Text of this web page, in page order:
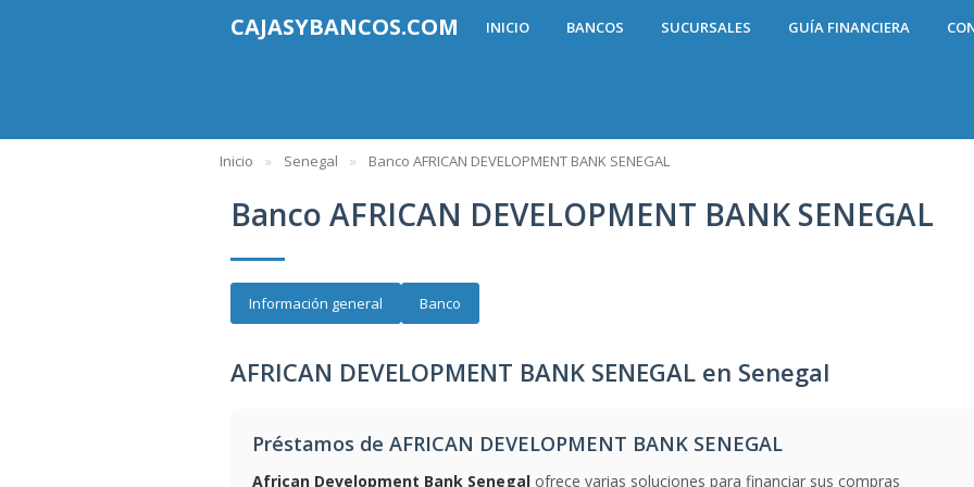
CAJASYBANCOS.COM INICIO BANCOS SUCURSALES GUÍA FINANCIERA
Inicio Senegal Banco AFRICAN DEVELOPMENT BANK SENEGAL
Banco AFRICAN DEVELOPMENT BANK SENEGAL
Información general Banco
AFRICAN DEVELOPMENT BANK SENEGAL en Senegal
Préstamos de AFRICAN DEVELOPMENT BANK SENEGAL
African Development Bank Senegal ofrece varias soluciones para financiar sus compras